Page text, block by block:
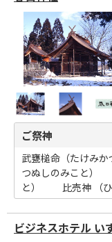
ご祭神
武甕槌命（たけ
つぬしのみこと
と） 比売神 （ひ
ビジネスホテル い